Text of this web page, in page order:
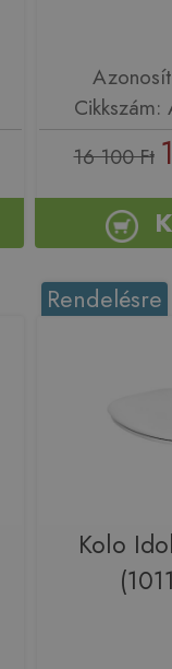
16 100 Ft
Rendelésre
Kolo